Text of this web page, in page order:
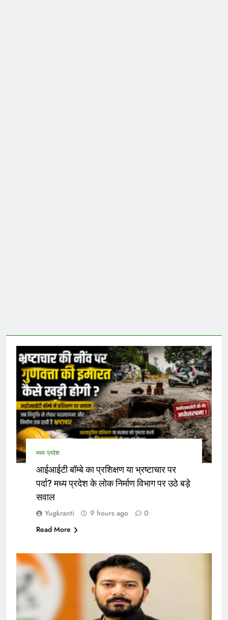
मध्य प्रदेश
आईआईटी बॉम्बे का प्रशिक्षण या भ्रष्टाचार पर
पर्दा? मध्य प्रदेश के लोक निर्माण विभाग पर उठे बड़े
सवाल
Yugkranti 9 hours ago
0
Read More